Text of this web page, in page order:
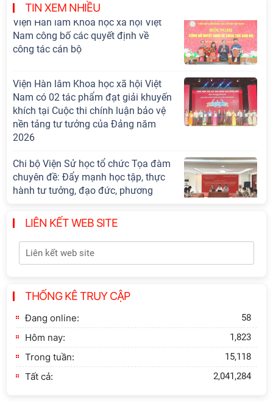
TIN XEM NHIỀU
Hội nghị Lãnh đạo Viện Hàn lâm
Khoa học xã hội Việt Nam làm việc
cấp Bộ
Hội thảo quốc tế "Không gian phát
triển Việt Nam trong kỷ nguyên mới:
Định hướng chiến lược và lựa chọn
Hội nghị Ban Chỉ đạo về dữ liệu Viện
Hàn lâm Khoa học xã hội Việt Nam
Khai quật công trường khai thác đá
xây dựng Thành Nhà Hồ ở núi An
Tôn
Lễ ký kết Thỏa thuận hợp tác giữa
Viện Hàn lâm Khoa học xã hội Việt
Nam và Tỉnh ủy Cao Bằng
LIÊN KẾT WEB SITE
THỐNG KÊ TRUY CẬP
Đang online: 58
Hôm nay: 1,823
Trong tuần: 15,118
Tất cả: 2,041,284